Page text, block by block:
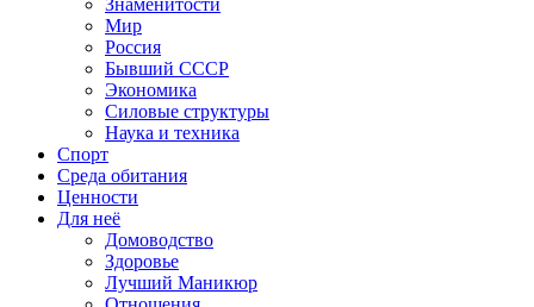
Знаменитости
Мир
Россия
Бывший СССР
Экономика
Силовые структуры
Наука и техника
Спорт
Среда обитания
Ценности
Для неё
Домоводство
Здоровье
Лучший Маникюр